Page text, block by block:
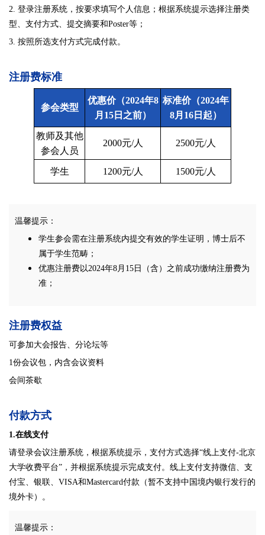
2. 登录注册系统，按要求填写个人信息；根据系统提示选择注册类
型、支付方式、提交摘要和Poster等；
3. 按照所选支付方式完成付款。
注册费标准
参会类型
优惠价（2024年8
月15日之前）
标准价（2024年
8月16日起）
教师及其他
参会人员
2000元/人 2500元/人
学生 1200元/人 1500元/人
温馨提示：
学生参会需在注册系统内提交有效的学生证明，博士后不
属于学生范畴；
优惠注册费以2024年8月15日（含）之前成功缴纳注册费为
准；
注册费权益
可参加大会报告、分论坛等
1份会议包，内含会议资料
会间茶歇
付款方式
1.在线支付
请登录会议注册系统，根据系统提示，支付方式选择“线上支付-北京
大学收费平台”，并根据系统提示完成支付。 线上支付支持微信、支
付宝、银联、VISA和Mastercard付款（暂不支持中国境内银行发行的
境外卡）。
温馨提示：